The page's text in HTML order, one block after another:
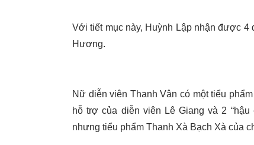
Với tiết mục này, Huỳnh Lập nhận được
Hương.
Nữ diễn viên Thanh Vân có một tiểu
hỗ trợ của diễn viên Lê Giang và 2
nhưng tiểu phẩm Thanh Xà Bạch Xà của